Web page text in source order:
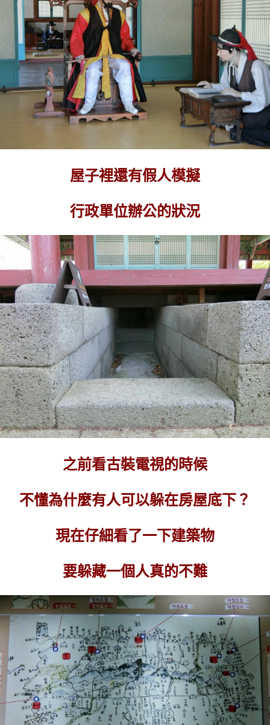
屋子裡還有假人模擬
行政單位辦公的狀況
之前看古裝電視的時候
不懂為什麼有人可以躲在房屋底下？
現在仔細看了一下建築物
要躲藏一個人真的不難